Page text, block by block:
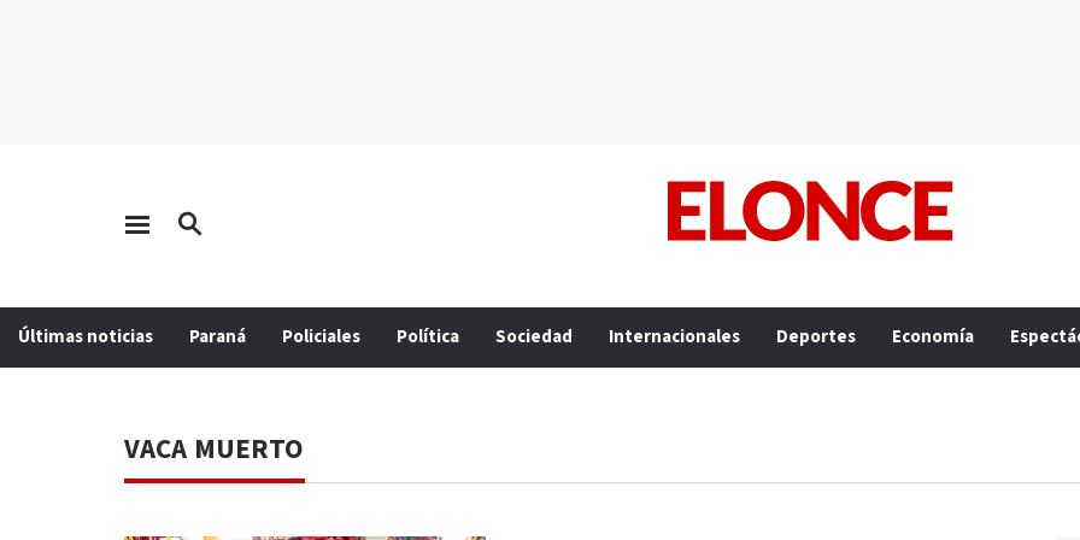
Últimas noticias Paraná Policiales Política Sociedad Internacionales Deportes Economía
VACA MUERTO